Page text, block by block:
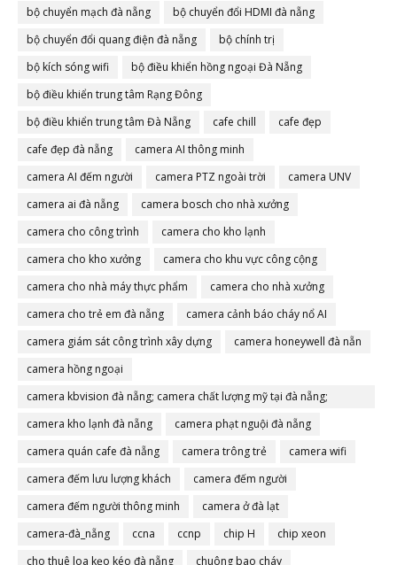
bộ chuyển mạch đà nẵng
bộ chuyển đổi HDMI đà nẵng
bộ chuyển đổi quang điện đà nẵng
bộ chính trị
bộ kích sóng wifi
bộ điều khiển hồng ngoại Đà Nẵng
bộ điều khiển trung tâm Rạng Đông
bộ điều khiển trung tâm Đà Nẵng
cafe chill
cafe đẹp
cafe đẹp đà nẵng
camera AI thông minh
camera AI đếm người
camera PTZ ngoài trời
camera UNV
camera ai đà nẵng
camera bosch cho nhà xưởng
camera cho công trình
camera cho kho lạnh
camera cho kho xưởng
camera cho khu vực công cộng
camera cho nhà máy thực phẩm
camera cho nhà xưởng
camera cho trẻ em đà nẵng
camera cảnh báo cháy nổ AI
camera giám sát công trình xây dựng
camera honeywell đà nẵn
camera hồng ngoại
camera kbvision đà nẵng; camera chất lượng mỹ tại đà nẵng;
camera đà nẵng
camera kho lạnh đà nẵng
camera phạt nguội đà nẵng
camera quán cafe đà nẵng
camera trông trẻ
camera wifi
camera đếm lưu lượng khách
camera đếm người
camera đếm người thông minh
camera ở đà lạt
camera-đà_nẵng
ccna ccnp chip H
chip xeon
cho thuê loa kẹo kéo đà nẵng
chuông bao cháy